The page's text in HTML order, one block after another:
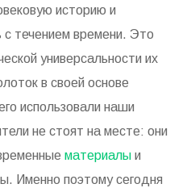
историю и
с течением времени. Это
универсальности их
в своей основе
использовали наши
не стоят на месте: они
материалы и
Именно поэтому сегодня